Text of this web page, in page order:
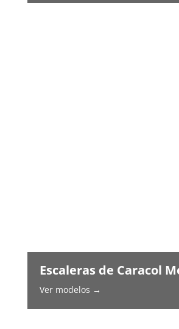
Escaleras de Caracol
Ver modelos →